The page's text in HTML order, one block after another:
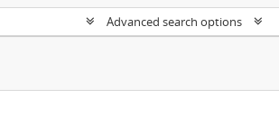
Advanced search options